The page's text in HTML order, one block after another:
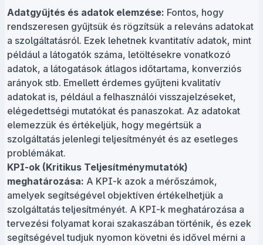
Adatgyűjtés és adatok elemzése: Fontos, hogy
rendszeresen gyűjtsük és rögzítsük a releváns adatokat
a szolgáltatásról. Ezek lehetnek kvantitatív adatok, mint
például a látogatók száma, letöltésekre vonatkozó
adatok, a látogatások átlagos időtartama, konverziós
arányok stb. Emellett érdemes gyűjteni kvalitatív
adatokat is, például a felhasználói visszajelzéseket,
elégedettségi mutatókat és panaszokat. Az adatokat
elemezzük és értékeljük, hogy megértsük a
szolgáltatás jelenlegi teljesítményét és az esetleges
problémákat.
KPI-ok (Kritikus Teljesítménymutatók)
meghatározása: A KPI-k azok a mérőszámok,
amelyek segítségével objektíven értékelhetjük a
szolgáltatás teljesítményét. A KPI-k meghatározása a
tervezési folyamat korai szakaszában történik, és ezek
segítségével tudjuk nyomon követni és idővel mérni a